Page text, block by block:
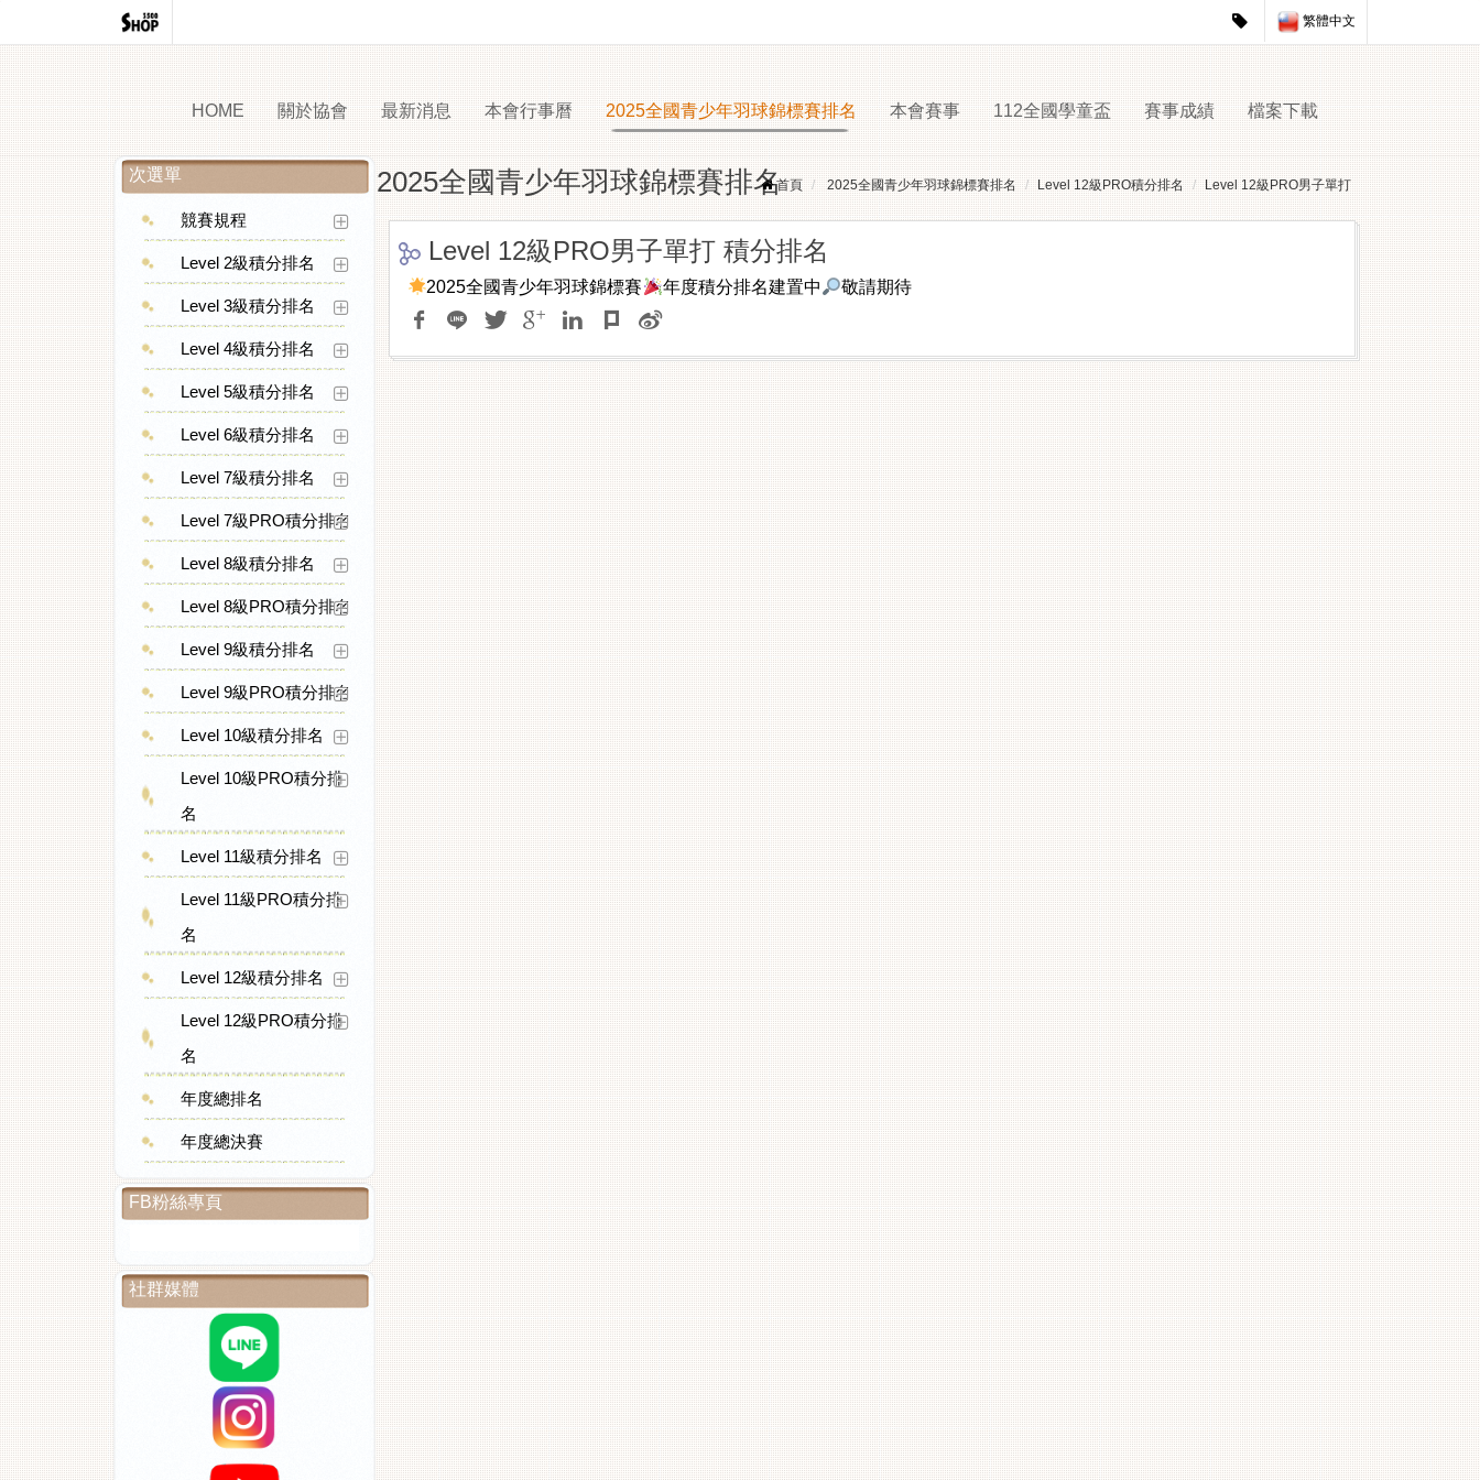
繁體中文
HOME 關於協會 最新消息 本會行事曆 2025全國青少年羽球錦標賽排名 本會賽事 112全國學童盃 賽事成績 檔案下載
次選單
競賽規程
Level 2級積分排名
Level 3級積分排名
Level 4級積分排名
Level 5級積分排名
Level 6級積分排名
Level 7級積分排名
Level 7級PRO積分排名
Level 8級積分排名
Level 8級PRO積分排名
Level 9級積分排名
Level 9級PRO積分排名
Level 10級積分排名
Level 10級PRO積分排
名
Level 11級積分排名
Level 11級PRO積分排
名
Level 12級積分排名
Level 12級PRO積分排
名
年度總排名
年度總決賽
FB粉絲專頁
社群媒體
2025全國青少年羽球錦標賽排名首頁 2025全國青少年羽球錦標賽排名 Level 12級PRO積分排名 Level 12級PRO男子單打
Level 12級PRO男子單打 積分排名
2025全國青少年羽球錦標賽 年度積分排名建置中 敬請期待